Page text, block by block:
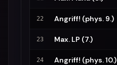
22 Angriff! (phys. 9.)
23 Max. LP (7.)
24 Angriff! (phys. 10.)